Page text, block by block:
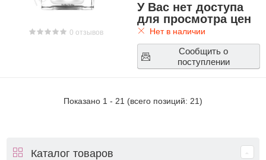
0 отзывов
У Вас нет доступа
для просмотра цен
Нет в наличии
Сообщить о
поступлении
Показано 1 - 21 (всего позиций: 21)
Каталог товаров